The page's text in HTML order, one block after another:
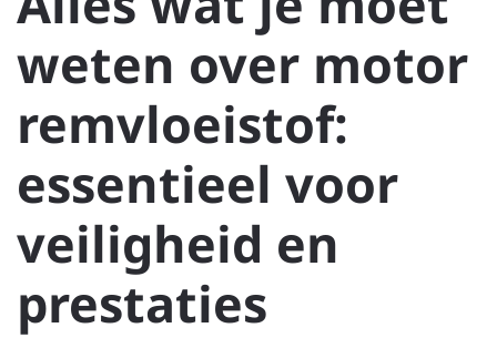
weten over motor
remvloeistof:
essentieel voor
veiligheid en
prestaties